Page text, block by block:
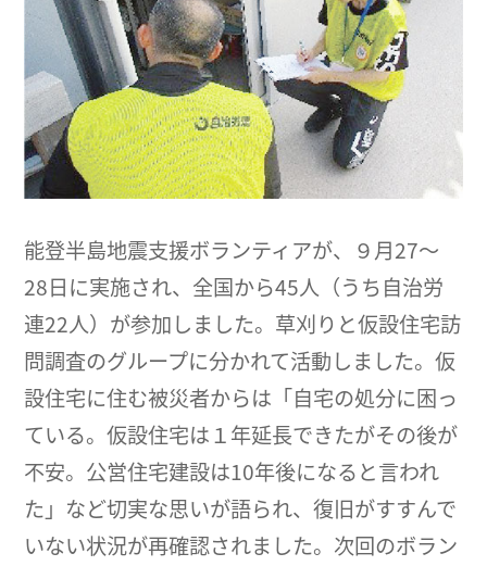
能登半島地震支援ボランティアが、９月27～
28日に実施され、全国から45人（うち自治労
連22人）が参加しました。草刈りと仮設住宅訪
問調査のグループに分かれて活動しました。仮
設住宅に住む被災者からは「自宅の処分に困っ
ている。仮設住宅は１年延長できたがその後が
不安。公営住宅建設は10年後になると言われ
た」など切実な思いが語られ、復旧がすすんで
いない状況が再確認されました。次回のボラン